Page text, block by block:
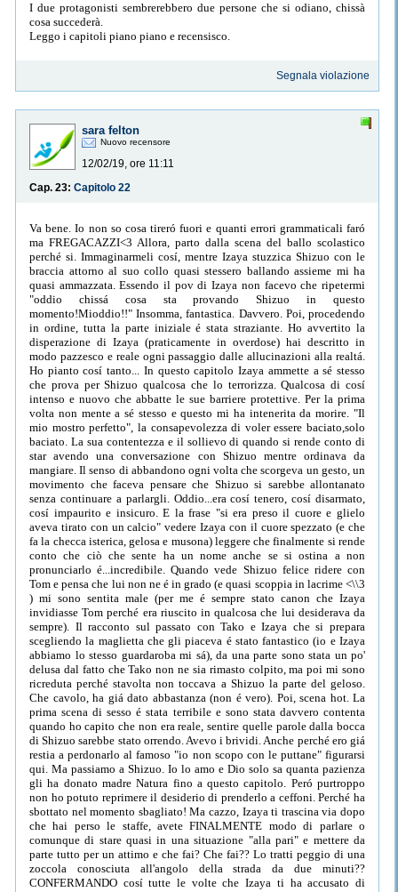
I due protagonisti sembrerebbero due persone che si odiano, chissà
cosa succederà.
Leggo i capitoli piano piano e recensisco.
Segnala violazione
sara felton
Nuovo recensore
12/02/19, ore 11:11
Cap. 23: Capitolo 22
Va bene. Io non so cosa tireró fuori e quanti errori grammaticali faró
ma FREGACAZZI<3 Allora, parto dalla scena del ballo scolastico
perché si. Immaginarmeli cosí, mentre Izaya stuzzica Shizuo con le
braccia attorno al suo collo quasi stessero ballando assieme mi ha
quasi ammazzata. Essendo il pov di Izaya non facevo che ripetermi
"oddio chissá cosa sta provando Shizuo in questo
momento!Mioddio!!" Insomma, fantastica. Davvero. Poi, procedendo
in ordine, tutta la parte iniziale é stata straziante. Ho avvertito la
disperazione di Izaya (praticamente in overdose) hai descritto in
modo pazzesco e reale ogni passaggio dalle allucinazioni alla realtá.
Ho pianto cosí tanto... In questo capitolo Izaya ammette a sé stesso
che prova per Shizuo qualcosa che lo terrorizza. Qualcosa di cosí
intenso e nuovo che abbatte le sue barriere protettive. Per la prima
volta non mente a sé stesso e questo mi ha intenerita da morire. "Il
mio mostro perfetto", la consapevolezza di voler essere baciato,solo
baciato. La sua contentezza e il sollievo di quando si rende conto di
star avendo una conversazione con Shizuo mentre ordinava da
mangiare. Il senso di abbandono ogni volta che scorgeva un gesto, un
movimento che faceva pensare che Shizuo si sarebbe allontanato
senza continuare a parlargli. Oddio...era cosí tenero, cosí disarmato,
cosí impaurito e insicuro. E la frase "si era preso il cuore e glielo
aveva tirato con un calcio" vedere Izaya con il cuore spezzato (e che
fa la checca isterica, gelosa e musona) leggere che finalmente si rende
conto che ciò che sente ha un nome anche se si ostina a non
pronunciarlo é...incredibile. Quando vede Shizuo felice ridere con
Tom e pensa che lui non ne é in grado (e quasi scoppia in lacrime <\\3
) mi sono sentita male (per me é sempre stato canon che Izaya
invidiasse Tom perché era riuscito in qualcosa che lui desiderava da
sempre). Il racconto sul passato con Tako e Izaya che si prepara
scegliendo la maglietta che gli piaceva é stato fantastico (io e Izaya
abbiamo lo stesso guardaroba mi sá), da una parte sono stata un po'
delusa dal fatto che Tako non ne sia rimasto colpito, ma poi mi sono
ricreduta perché stavolta non toccava a Shizuo la parte del geloso.
Che cavolo, ha giá dato abbastanza (non é vero). Poi, scena hot. La
prima scena di sesso é stata terribile e sono stata davvero contenta
quando ho capito che non era reale, sentire quelle parole dalla bocca
di Shizuo sarebbe stato orrendo. Avevo i brividi. Anche perché ero giá
restia a perdonarlo al famoso "io non scopo con le puttane" figurarsi
qui. Ma passiamo a Shizuo. Io lo amo e Dio solo sa quanta pazienza
gli ha donato madre Natura fino a questo capitolo. Peró purtroppo
non ho potuto reprimere il desiderio di prenderlo a ceffoni. Perché ha
sbottato nel momento sbagliato! Ma cazzo, Izaya ti trascina via dopo
che hai perso le staffe, avete FINALMENTE modo di parlare o
comunque di stare quasi in una situazione "alla pari" e mettere da
parte tutto per un attimo e che fai? Che fai?? Lo tratti peggio di una
zoccola conosciuta all'angolo della strada da due minuti??
CONFERMANDO cosí tutte le volte che Izaya ti ha accusato di